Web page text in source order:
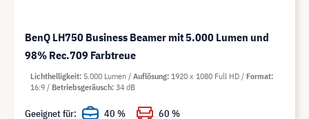
BenQ LH750 Business Beamer mit 5.000 Lumen und
98% Rec.709 Farbtreue
Lichthelligkeit 5.000 Lumen Auflösung 1920 x 1080 Full HD
Format
16:9
Betriebsgeräusch 34 dB
Geeignet für: 40 % 60 %